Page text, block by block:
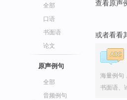
全部
口语
书面语
论文
原声例句
全部
音频例句
查看原声
或者看看
海量例句
书面语、